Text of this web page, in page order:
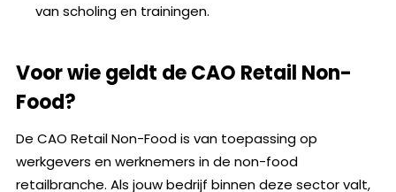
van scholing en trainingen.
Voor wie geldt de CAO Retail Non-
Food?
De CAO Retail Non-Food is van toepassing op
werkgevers en werknemers in de non-food
retailbranche. Als jouw bedrijf binnen deze sector valt,